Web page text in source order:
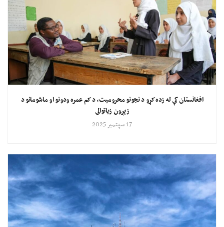
افغانستان کې له زده کړو د نجونو محرومیت، د کم عمره ودونو او ماشومانو د
زېږون زیاتوالی
17 سپتمبر 2025